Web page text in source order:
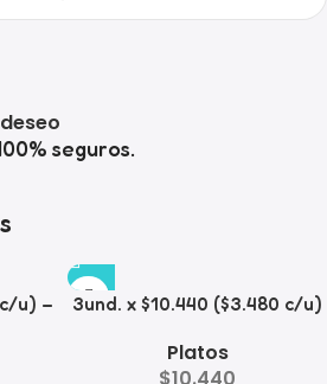
seguros.
u) –
3und. x $10.440 ($3.480 c/u)
Mascotas con Bowl de Acero
Platos